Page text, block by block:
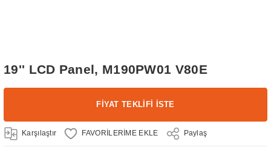
19'' LCD Panel, M190PW01 V80E
FİYAT TEKLİFİ İSTE
Karşılaştır Paylaş